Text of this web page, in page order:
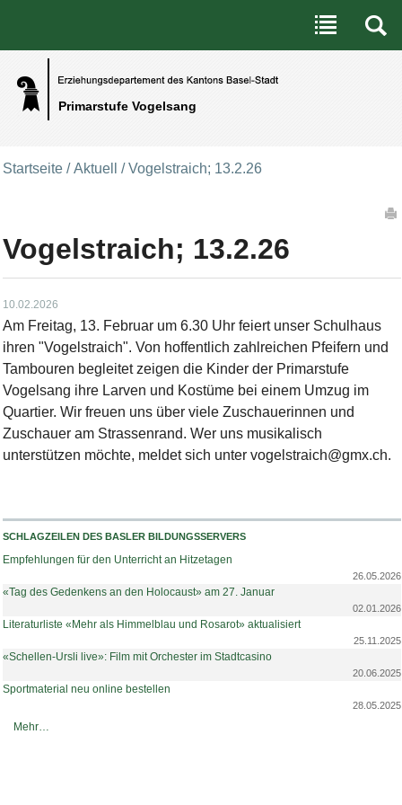
Primarstufe Vogelsang
Benutzerspezifische Werkzeuge
Direkt zum Inhalt|Direkt zur Navigation
Startseite /Aktuell /Vogelstraich; 13.2.26
Vogelstraich; 13.2.26
10.02.2026
Am Freitag, 13. Februar um 6.30 Uhr feiert unser Schulhaus
ihren "Vogelstraich". Von hoffentlich zahlreichen Pfeifern und
Tambouren begleitet zeigen die Kinder der Primarstufe
Vogelsang ihre Larven und Kostüme bei einem Umzug im
Quartier. Wir freuen uns über viele Zuschauerinnen und
Zuschauer am Strassenrand. Wer uns musikalisch
unterstützen möchte, meldet sich unter vogelstraich@gmx.ch.
SCHLAGZEILEN DES BASLER BILDUNGSSERVERS
Empfehlungen für den Unterricht an Hitzetagen
26.05.2026
«Tag des Gedenkens an den Holocaust» am 27. Januar
02.01.2026
Literaturliste «Mehr als Himmelblau und Rosarot» aktualisiert
25.11.2025
«Schellen-Ursli live»: Film mit Orchester im Stadtcasino
20.06.2025
Sportmaterial neu online bestellen
28.05.2025
Schlagzeilen des Basler Bildungsservers -
Mehr…